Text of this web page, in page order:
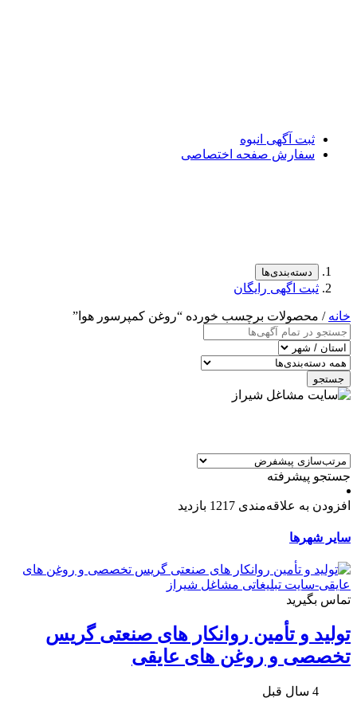
ثبت آگهی انبوه
سفارش صفحه اختصاصی
دسته‌بندی‌ها
ثبت اگهی رایگان
خانه / محصولات برچسب خورده “روغن کمپرسور هوا”
جستجو
جستجو پیشرفته
افزودن به علاقه‌مندی 1217 بازدید
سایر شهرها
تماس بگیرید
تولید و تأمین روانکار های صنعتی گریس
تخصصی و روغن های عایقی
4 سال قبل